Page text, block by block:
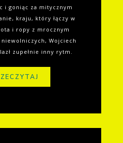
i goniąc za mitycznym
kraju, który łączy w
i ropy z mrocznym
Wojciech
zupełnie inny rytm.